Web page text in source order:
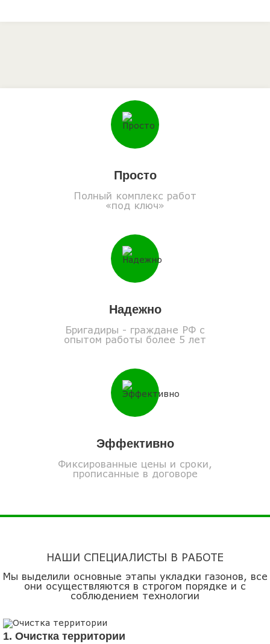
Просто
Полный комплекс работ
«под ключ»
Надежно
Бригадиры - граждане РФ с
опытом работы более 5 лет
Эффективно
Фиксированные цены и сроки,
прописанные в договоре
НАШИ СПЕЦИАЛИСТЫ В РАБОТЕ
Мы выделили основные этапы укладки газонов, все
они осуществляются в строгом порядке и с
соблюдением технологии
1. Очистка территории